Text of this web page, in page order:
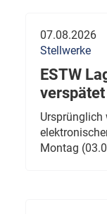
07.08.2026
Stellwerke
ESTW
Ursprünglich
Montag